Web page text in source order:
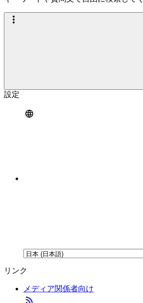
設定
リンク
メディア関係者向け